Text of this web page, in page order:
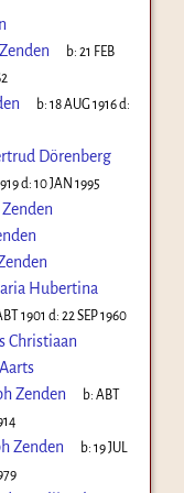
b:21 FEB
b:18 AUG 1916d:
Dörenberg
d:10 JAN 1995
Hubertina
1901 d:22 SEP 1960
Christiaan
Zenden b:ABT
Zenden b:19 JUL